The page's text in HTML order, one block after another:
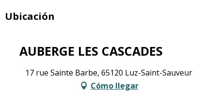
Ubicación
AUBERGE LES CASCADES
17 rue Sainte Barbe, 65120 Luz-Saint-Sauveur
Cómo llegar